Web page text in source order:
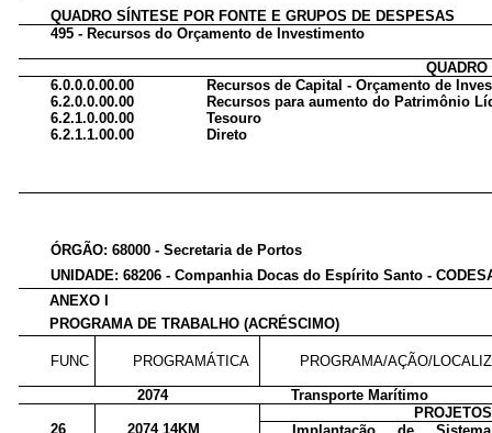
QUADRO SÍNTESE POR FONTE E GRUPOS DE DESPESAS
495 - Recursos do Orçamento de Investimento
6.0.0.0.00.00
Recursos de Capital - Orçamento de
6.2.0.0.00.00
Recursos para aumento do Patrimônio
6.2.1.0.00.00
Tesouro
6.2.1.1.00.00
Direto
ÓRGÃO: 68000 - Secretaria de Portos
UNIDADE: 68206 - Companhia Docas do Espírito Santo -
ANEXO I
PROGRAMA DE TRABALHO (ACRÉSCIMO)
FUNC PROGRAMÁTICA PROGRAMA/AÇÃO/
2074
Transporte Marítimo
PROJETOS
26
2074 14KM